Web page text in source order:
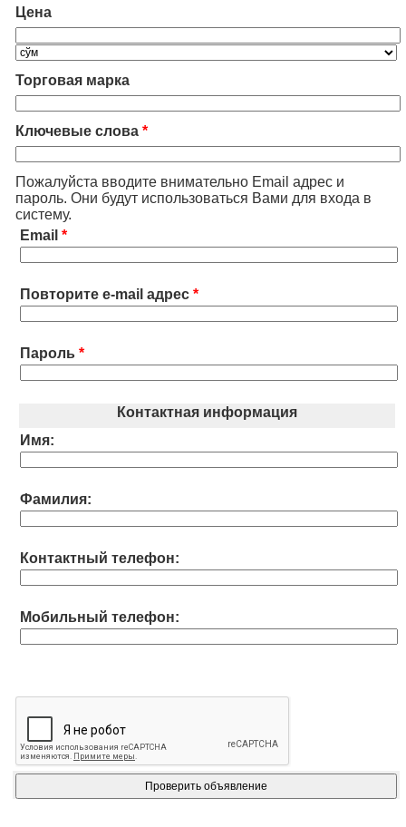
Цена
Торговая марка
Ключевые слова *
Пожалуйста вводите внимательно Email адрес и
пароль. Они будут использоваться Вами для входа в
систему.
Email *
Повторите e-mail адрес *
Пароль *
Контактная информация
Имя:
Фамилия:
Контактный телефон:
Мобильный телефон: